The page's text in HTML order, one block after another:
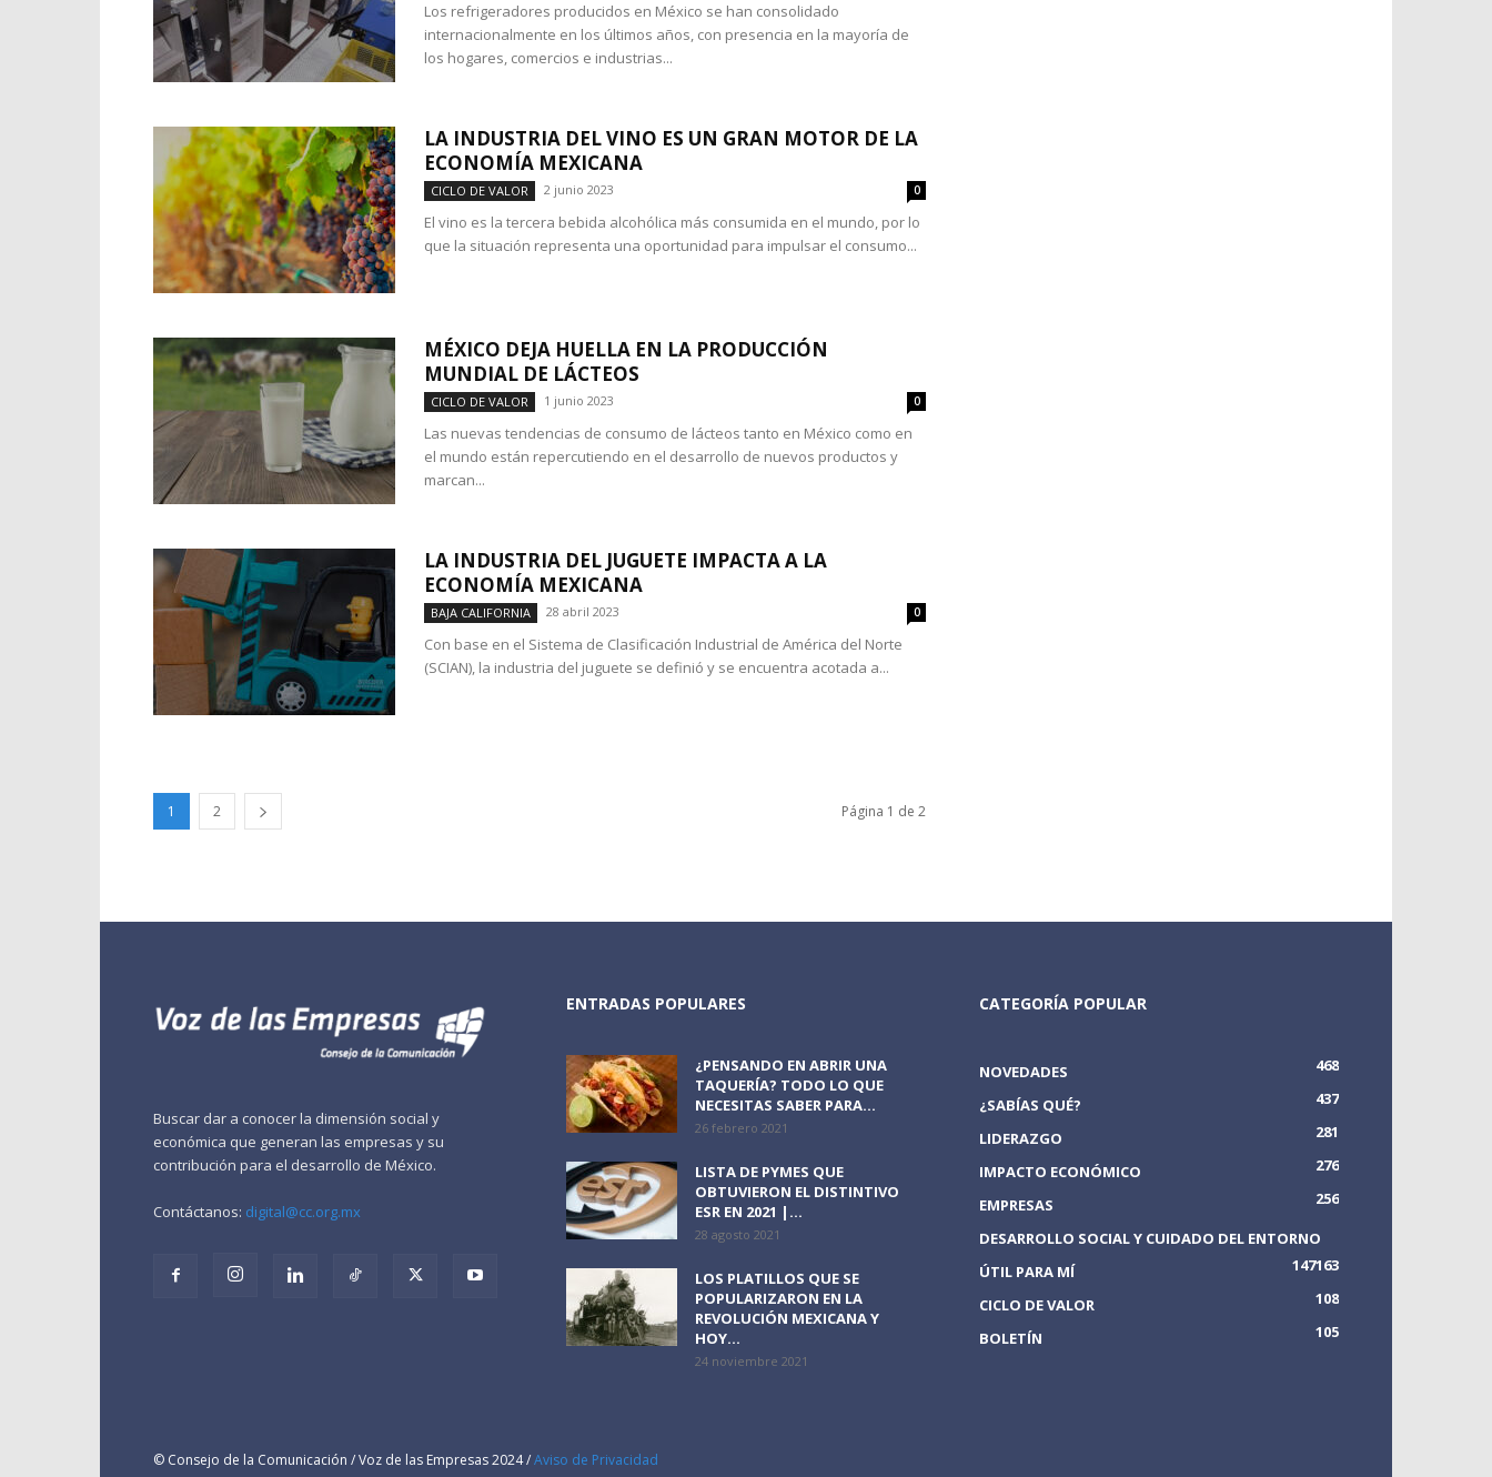
Los refrigeradores producidos en México se han consolidado
internacionalmente en los últimos años, con presencia en la mayoría de
los hogares, comercios e industrias...
LA INDUSTRIA DEL VINO ES UN GRAN MOTOR DE LA
ECONOMÍA MEXICANA
CICLO DE VALOR 2 junio 2023 0
El vino es la tercera bebida alcohólica más consumida en el mundo, por lo
que la situación representa una oportunidad para impulsar el consumo...
MÉXICO DEJA HUELLA EN LA PRODUCCIÓN
MUNDIAL DE LÁCTEOS
CICLO DE VALOR 1 junio 2023 0
Las nuevas tendencias de consumo de lácteos tanto en México como en
el mundo están repercutiendo en el desarrollo de nuevos productos y
marcan...
LA INDUSTRIA DEL JUGUETE IMPACTA A LA
ECONOMÍA MEXICANA
BAJA CALIFORNIA 28 abril 2023 0
Con base en el Sistema de Clasificación Industrial de América del Norte
(SCIAN), la industria del juguete se definió y se encuentra acotada a...
1 2 Página 1 de 2
Buscar dar a conocer la dimensión social y
económica que generan las empresas y su
contribución para el desarrollo de México.
Contáctanos: digital@cc.org.mx
ENTRADAS POPULARES
¿PENSANDO EN ABRIR UNA
TAQUERÍA? TODO LO QUE
NECESITAS SABER PARA...
26 febrero 2021
LISTA DE PYMES QUE
OBTUVIERON EL DISTINTIVO
ESR EN 2021 |...
28 agosto 2021
LOS PLATILLOS QUE SE
POPULARIZARON EN LA
REVOLUCIÓN MEXICANA Y
HOY...
24 noviembre 2021
CATEGORÍA POPULAR
NOVEDADES
468
¿SABÍAS QUÉ?
437
LIDERAZGO
281
IMPACTO ECONÓMICO
276
EMPRESAS
256
DESARROLLO SOCIAL Y CUIDADO DEL ENTORNO
163
ÚTIL PARA MÍ
147
CICLO DE VALOR
108
BOLETÍN
105
© Consejo de la Comunicación / Voz de las Empresas 2024 /Aviso de Privacidad